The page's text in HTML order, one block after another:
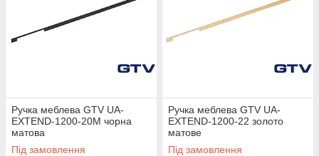
Ручка меблева GTV UA-
EXTEND-1200-20M чорна
матова
Під замовлення
Ручка меблева GTV UA-
EXTEND-1200-22 золото
матове
Під замовлення